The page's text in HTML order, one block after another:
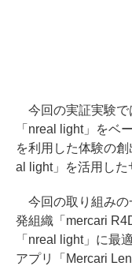
今回の実証実験で
「nreal light」をベ
を利用した体験の
al light」を活用した
今回の取り組みの
発組織「mercari
「nreal light」に最
アプリ「Mercari